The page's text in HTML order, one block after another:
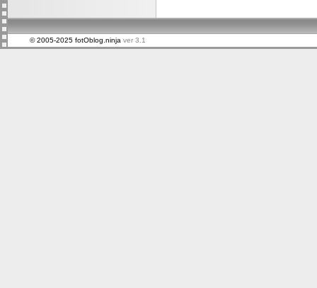
© 2005-2025 fotOblog.ninja ver 3.1